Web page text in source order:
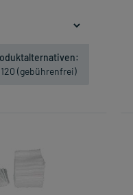
(gebührenfrei)